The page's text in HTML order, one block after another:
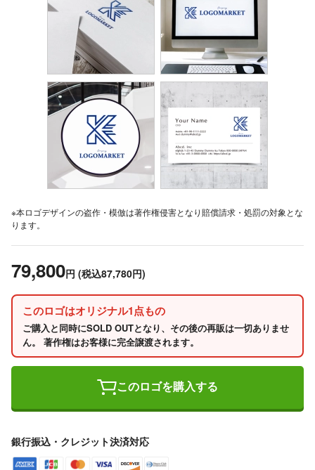
※本ロゴデザインの盗作・模倣は著作権侵害となり賠償請求・処罰の対象とな
ります。
79,800円 (税込87,780円)
このロゴはオリジナル1点もの
ご購入と同時にSOLD OUTとなり、その後の再販は一切ありませ
ん。 著作権はお客様に完全譲渡されます。
このロゴを購入する
銀行振込・クレジット決済対応